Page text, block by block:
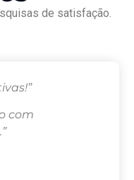
de satisfação.
com